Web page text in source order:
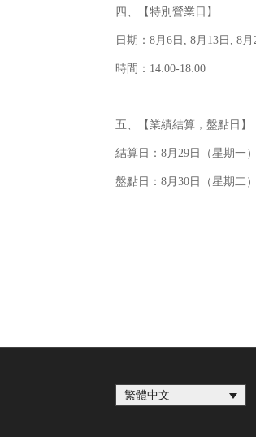
四、【特別營業日】
日期：8月6日, 8月13日, 8月
時間：14:00-18:00
五、【業績結算，盤點日】
結算日：8月29日（星期一
盤點日：8月30日（星期二
繁體中文